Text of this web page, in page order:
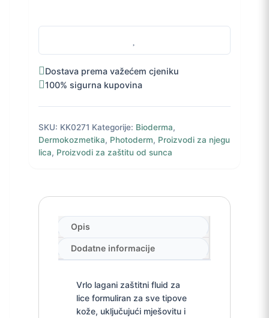
ml
Dostava prema važećem cjeniku
100% sigurna kupovina
SKU: KK0271 Kategorije: Bioderma,
Dermokozmetika, Photoderm, Proizvodi za njegu
lica, Proizvodi za zaštitu od sunca
Opis
Dodatne informacije
Vrlo lagani zaštitni fluid za
lice formuliran za sve tipove
kože, uključujući mješovitu i